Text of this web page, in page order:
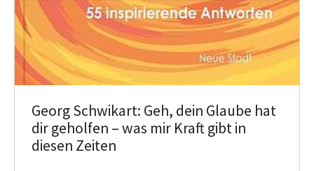
Georg Schwikart: Geh, dein Glaube hat
dir geholfen – was mir Kraft gibt in
diesen Zeiten